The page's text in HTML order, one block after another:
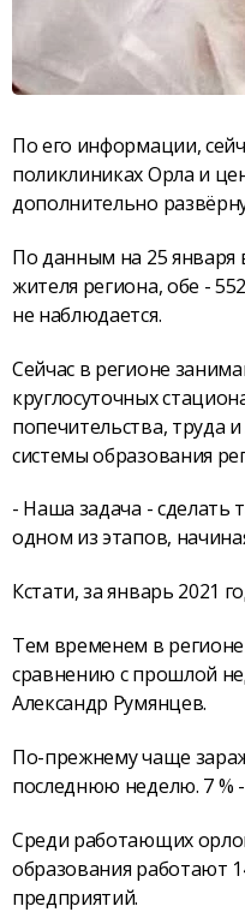
По его информации,
поликлиниках Орла и
дополнительно
По данным на 25 января
жителя региона, обе -
не наблюдается.
Сейчас в регионе
круглосуточных
попечительства, труда
системы образования
- Наша задача - сделать
одном из этапов,
Кстати, за январь 2021
Тем временем в регионе
сравнению с прошлой
Александр Румянцев.
По-прежнему чаще
последнюю неделю. 7 %
Среди работающих
образования работают
предприятий.